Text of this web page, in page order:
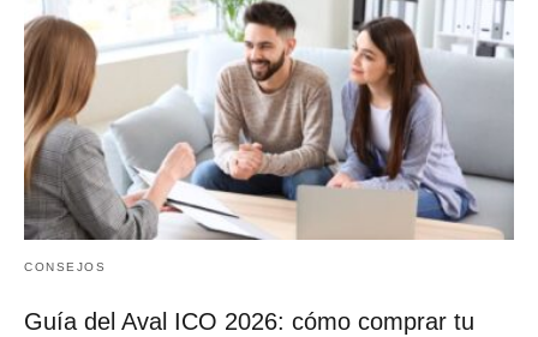
CONSEJOS
Guía del Aval ICO 2026: cómo comprar tu